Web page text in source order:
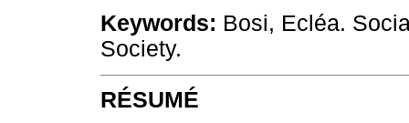
Keywords: Bosi, Ecléa.
Society.
RÉSUMÉ